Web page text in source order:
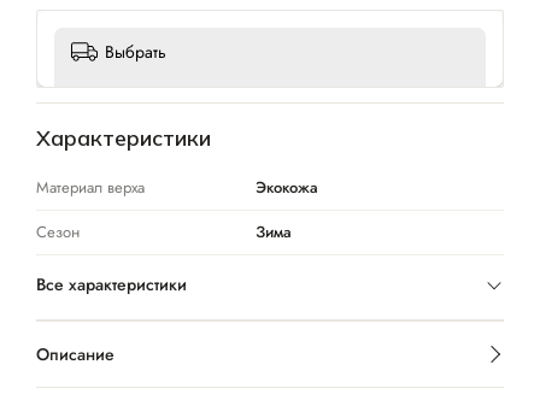
Выбрать
Характеристики
Материал верха
Экокожа
Сезон
Зима
Все характеристики
Описание